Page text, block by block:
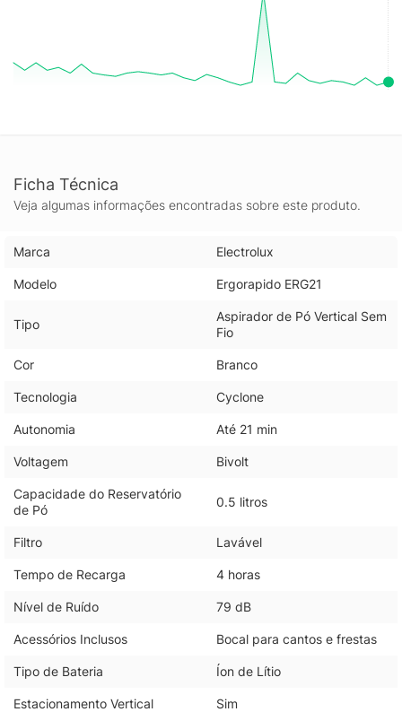
Ficha Técnica
Veja algumas informações encontradas sobre este produto.
Marca Electrolux
Modelo Ergorapido ERG21
Tipo
Aspirador de Pó Vertical Sem
Fio
Cor Branco
Tecnologia Cyclone
Autonomia Até 21 min
Voltagem Bivolt
Capacidade do Reservatório
de Pó
0.5 litros
Filtro Lavável
Tempo de Recarga 4 horas
Nível de Ruído 79 dB
Acessórios Inclusos Bocal para cantos e frestas
Tipo de Bateria Íon de Lítio
Estacionamento Vertical Sim